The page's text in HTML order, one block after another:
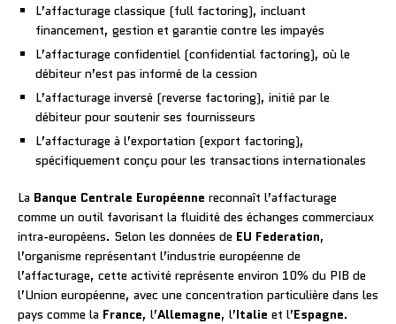
L’affacturage classique (full factoring), incluant
financement, gestion et garantie contre les impayés
L’affacturage confidentiel (confidential factoring), où le
débiteur n’est pas informé de la cession
L’affacturage inversé (reverse factoring), initié par le
débiteur pour soutenir ses fournisseurs
L’affacturage à l’exportation (export factoring),
spécifiquement conçu pour les transactions internationales
La Banque Centrale Européenne reconnaît l’affacturage
comme un outil favorisant la fluidité des échanges commerciaux
intra-européens. Selon les données de EU Federation,
l’organisme représentant l’industrie européenne de
l’affacturage, cette activité représente environ 10% du PIB de
l’Union européenne, avec une concentration particulière dans les
pays comme la France, l’Allemagne, l’Italie et l’Espagne.